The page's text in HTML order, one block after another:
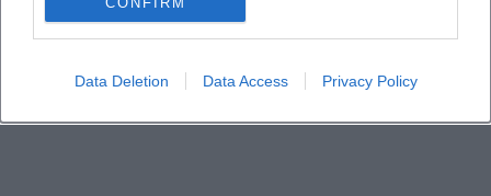
Data Deletion Data Access Privacy Policy